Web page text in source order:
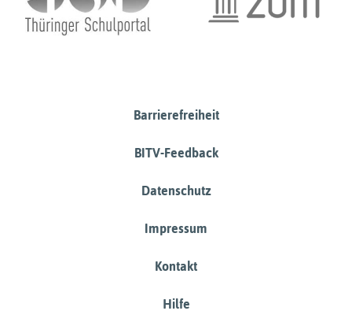
Barrierefreiheit
BITV-Feedback
Datenschutz
Impressum
Kontakt
Hilfe